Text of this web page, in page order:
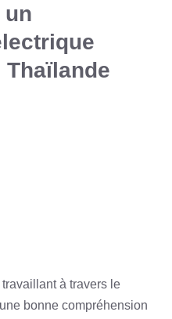
un
travaillant à travers le
bonne compréhension